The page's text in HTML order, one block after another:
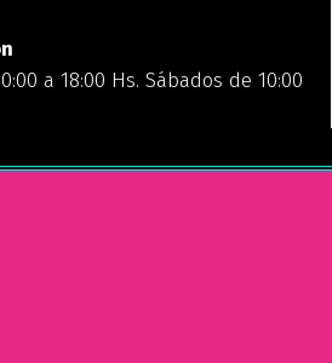
a 18:00 Hs. Sábados de 10:00